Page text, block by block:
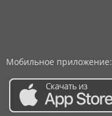
Мобильное приложение: